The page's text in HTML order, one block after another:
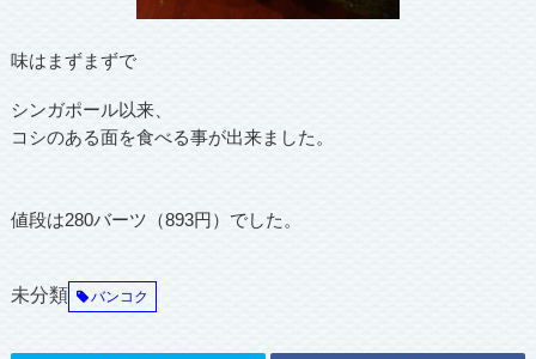
味はまずまずで
シンガポール以来、
コシのある面を食べる事が出来ました。
値段は280バーツ（893円）でした。
未分類 バンコク